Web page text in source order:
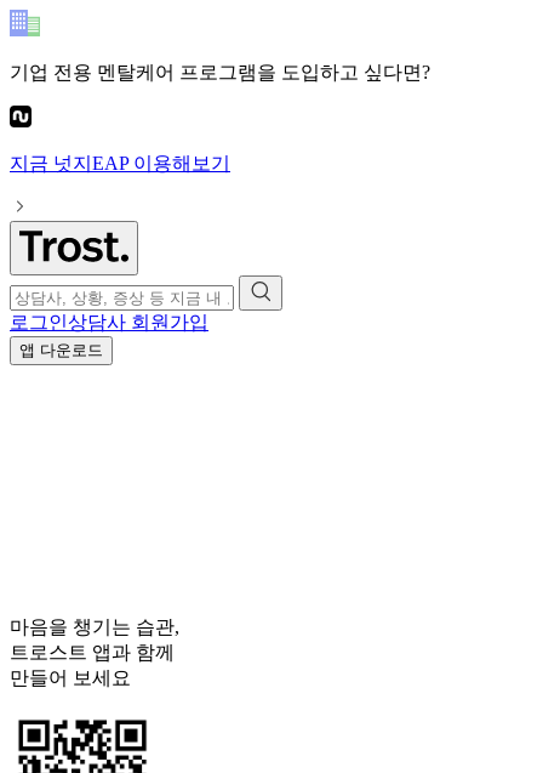
기업 전용 멘탈케어 프로그램을 도입하고 싶다면?
지금 넛지EAP이용해보기
로그인상담사 회원가입
앱 다운로드
마음을 챙기는 습관,
트로스트 앱과 함께
만들어 보세요